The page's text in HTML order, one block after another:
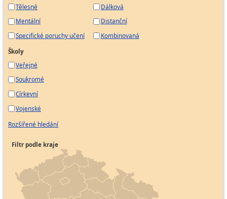
Tělesné
Mentální
Specifické poruchy učení
Dálková
Distanční
Kombinovaná
Školy
Veřejné
Soukromé
Církevní
Vojenské
Rozšířené hledání
Filtr podle kraje